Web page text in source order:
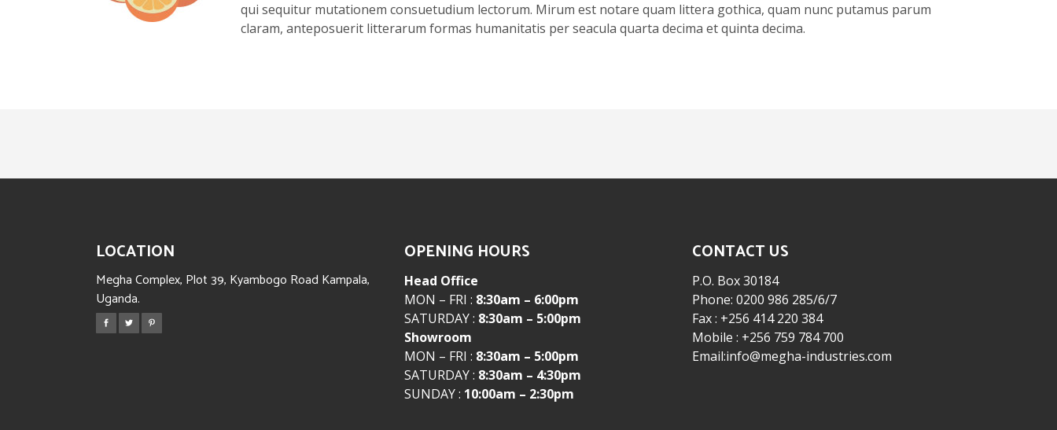
qui sequitur mutationem consuetudium lectorum. Mirum est notare quam littera gothica, quam nunc putamus parum
claram, anteposuerit litterarum formas humanitatis per seacula quarta decima et quinta decima.
LOCATION
Megha Complex, Plot 39, Kyambogo Road Kampala,
Uganda.
OPENING HOURS
Head Office
MON – FRI : 8:30am – 6:00pm
SATURDAY : 8:30am – 5:00pm
Showroom
MON – FRI : 8:30am – 5:00pm
SATURDAY : 8:30am – 4:30pm
SUNDAY : 10:00am – 2:30pm
CONTACT US
P.O. Box 30184
Phone: 0200 986 285/6/7
Fax : +256 414 220 384
Mobile : +256 759 784 700
Email:info@megha-industries.com